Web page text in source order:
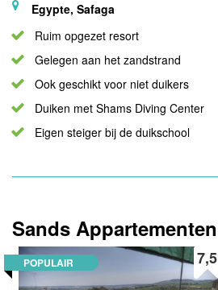
Egypte, Safaga
Ruim opgezet resort
Gelegen aan het zandstrand
Ook geschikt voor niet duikers
Duiken met Shams Diving Center
Eigen steiger bij de duikschool
Sands Appartementen
POPULAIR 7,5